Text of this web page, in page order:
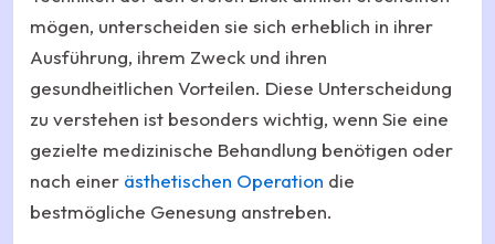
mögen, unterscheiden sie sich erheblich in ihrer
Ausführung, ihrem Zweck und ihren
gesundheitlichen Vorteilen. Diese Unterscheidung
zu verstehen ist besonders wichtig, wenn Sie eine
gezielte medizinische Behandlung benötigen oder
nach einer ästhetischen Operation die
bestmögliche Genesung anstreben.